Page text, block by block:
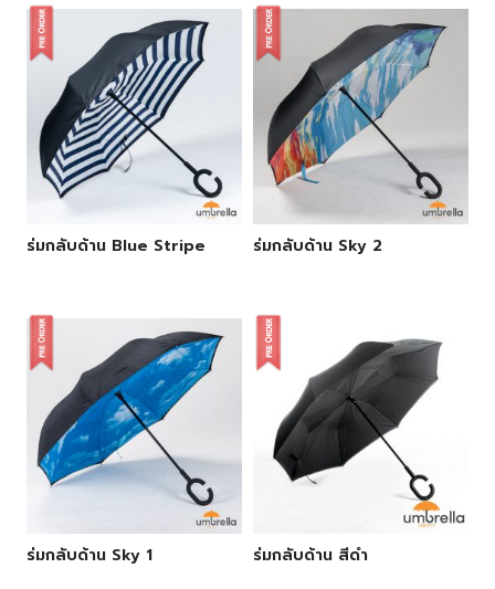
ร่มกลับด้าน Blue Stripe ร่มกลับด้าน Sky 2
ร่มกลับด้าน Sky 1 ร่มกลับด้าน สีดำ